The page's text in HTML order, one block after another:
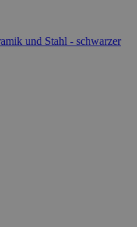
und Stahl - schwarzer